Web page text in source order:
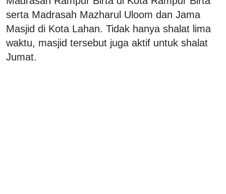
serta Madrasah Mazharul Uloom dan Jama
Masjid di Kota Lahan. Tidak hanya shalat lima
waktu, masjid tersebut juga aktif untuk shalat
Jumat.